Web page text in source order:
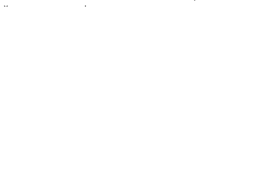
отклик, триумф веры, дышащее жизнью